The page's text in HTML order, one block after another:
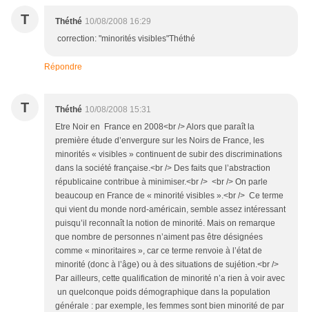
T Théthé 10/08/2008 16:29
correction: "minorités visibles"Théthé
Répondre
T Théthé 10/08/2008 15:31
Etre Noir en France en 2008<br /> Alors que paraît la
première étude d’envergure sur les Noirs de France, les
minorités « visibles » continuent de subir des discriminations
dans la société française.<br /> Des faits que l’abstraction
républicaine contribue à minimiser.<br /> <br /> On parle
beaucoup en France de « minorité visibles ».<br /> Ce terme
qui vient du monde nord-américain, semble assez intéressant
puisqu’il reconnaît la notion de minorité. Mais on remarque
que nombre de personnes n’aiment pas être désignées
comme « minoritaires », car ce terme renvoie à l’état de
minorité (donc à l’âge) ou à des situations de sujétion.<br />
Par ailleurs, cette qualification de minorité n’a rien à voir avec
un quelconque poids démographique dans la population
générale : par exemple, les femmes sont bien minorité de par